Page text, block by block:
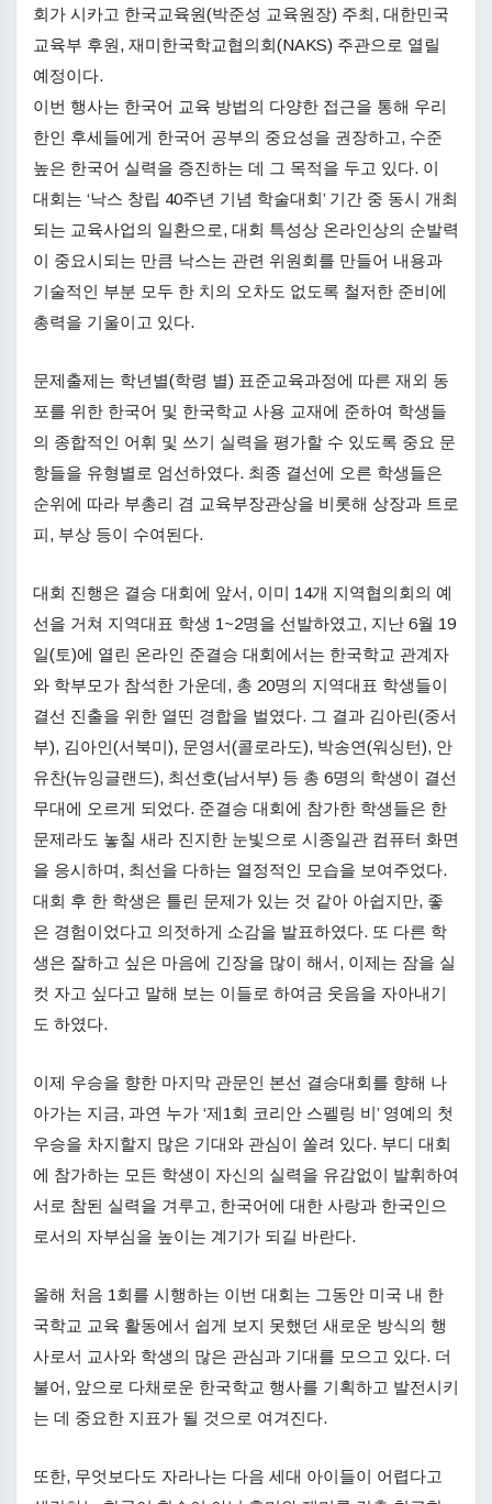
회가 시카고 한국교육원(박준성 교육원장) 주최, 대한민국
교육부 후원, 재미한국학교협의회(NAKS) 주관으로 열릴
예정이다.
이번 행사는 한국어 교육 방법의 다양한 접근을 통해 우리
한인 후세들에게 한국어 공부의 중요성을 권장하고, 수준
높은 한국어 실력을 증진하는 데 그 목적을 두고 있다. 이
대회는 ‘낙스 창립 40주년 기념 학술대회’ 기간 중 동시 개최
되는 교육사업의 일환으로, 대회 특성상 온라인상의 순발력
이 중요시되는 만큼 낙스는 관련 위원회를 만들어 내용과
기술적인 부분 모두 한 치의 오차도 없도록 철저한 준비에
총력을 기울이고 있다.
문제출제는 학년별(학령 별) 표준교육과정에 따른 재외 동
포를 위한 한국어 및 한국학교 사용 교재에 준하여 학생들
의 종합적인 어휘 및 쓰기 실력을 평가할 수 있도록 중요 문
항들을 유형별로 엄선하였다. 최종 결선에 오른 학생들은
순위에 따라 부총리 겸 교육부장관상을 비롯해 상장과 트로
피, 부상 등이 수여된다.
대회 진행은 결승 대회에 앞서, 이미 14개 지역협의회의 예
선을 거쳐 지역대표 학생 1~2명을 선발하였고, 지난 6월 19
일(토)에 열린 온라인 준결승 대회에서는 한국학교 관계자
와 학부모가 참석한 가운데, 총 20명의 지역대표 학생들이
결선 진출을 위한 열띤 경합을 벌였다. 그 결과 김아린(중서
부), 김아인(서북미), 문영서(콜로라도), 박송연(워싱턴), 안
유찬(뉴잉글랜드), 최선호(남서부) 등 총 6명의 학생이 결선
무대에 오르게 되었다. 준결승 대회에 참가한 학생들은 한
문제라도 놓칠 새라 진지한 눈빛으로 시종일관 컴퓨터 화면
을 응시하며, 최선을 다하는 열정적인 모습을 보여주었다.
대회 후 한 학생은 틀린 문제가 있는 것 같아 아쉽지만, 좋
은 경험이었다고 의젓하게 소감을 발표하였다. 또 다른 학
생은 잘하고 싶은 마음에 긴장을 많이 해서, 이제는 잠을 실
컷 자고 싶다고 말해 보는 이들로 하여금 웃음을 자아내기
도 하였다.
이제 우승을 향한 마지막 관문인 본선 결승대회를 향해 나
아가는 지금, 과연 누가 ‘제1회 코리안 스펠링 비’ 영예의 첫
우승을 차지할지 많은 기대와 관심이 쏠려 있다. 부디 대회
에 참가하는 모든 학생이 자신의 실력을 유감없이 발휘하여
서로 참된 실력을 겨루고, 한국어에 대한 사랑과 한국인으
로서의 자부심을 높이는 계기가 되길 바란다.
올해 처음 1회를 시행하는 이번 대회는 그동안 미국 내 한
국학교 교육 활동에서 쉽게 보지 못했던 새로운 방식의 행
사로서 교사와 학생의 많은 관심과 기대를 모으고 있다. 더
불어, 앞으로 다채로운 한국학교 행사를 기획하고 발전시키
는 데 중요한 지표가 될 것으로 여겨진다.
또한, 무엇보다도 자라나는 다음 세대 아이들이 어렵다고